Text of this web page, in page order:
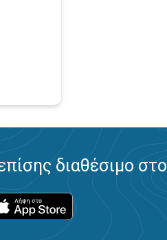
διαθέσιμο στο